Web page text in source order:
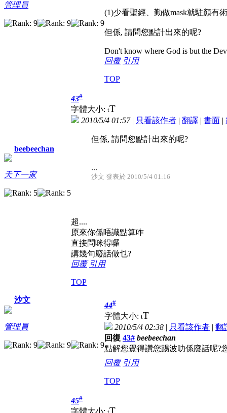
管理員
(1)少看聖經、勤做mask就駐顏有
但係, 請問您點計出來的呢?
Don't know where God is but the
回覆 引用
TOP
beebeechan
天下一家
43#
字體大小: tT
2010/5/4 01:57| 只看該作者 | 翻譯 | 書面 |
但係, 請問您點計出來的呢?
...
沙文 發表於 2010/5/4 01:16
超....
原來你係唔識點算咋
直接問咪得囉
講幾句廢話做乜?
回覆 引用
TOP
沙文
管理員
44#
字體大小: tT
2010/5/4 02:38 | 只看該作者 | 翻
回復 43# beebeechan
點解您覺得讚您踢波叻係廢話呢?
回覆 引用
TOP
45#
字體大小: T